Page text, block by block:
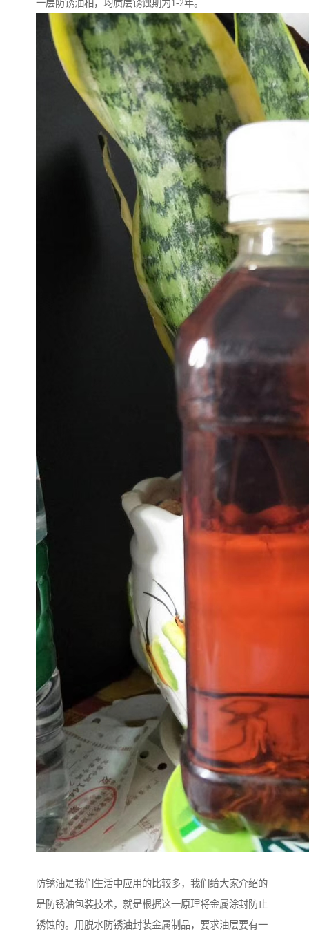
一层防锈油相，均质层锈蚀期为1-2年。
防锈油是我们生活中应用的比较多，我们给大家介绍的
是防锈油包装技术，就是根据这一原理将金属涂封防止
锈蚀的。用脱水防锈油封装金属制品，要求油层要有一